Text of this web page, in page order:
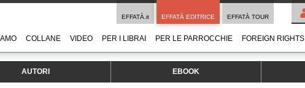
EFFATÀ.it EFFATÀ EDITRICE EFFATÀ TOUR
COLLANE VIDEO PER I LIBRAI PER LE PARROCCHIE FOREIGN RIGHTS
AUTORI EBOOK